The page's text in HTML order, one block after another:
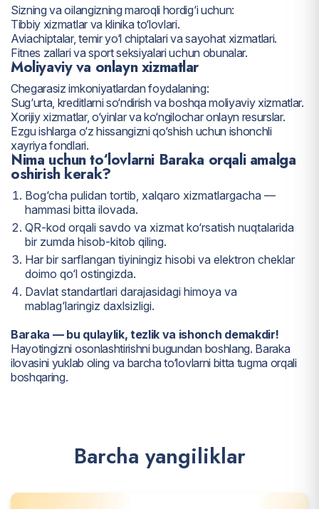
Sizning va oilangizning maroqli hordig‘i uchun:
Tibbiy xizmatlar va klinika to‘lovlari.
Aviachiptalar, temir yo‘l chiptalari va sayohat xizmatlari.
Fitnes zallari va sport seksiyalari uchun obunalar.
Moliyaviy va onlayn xizmatlar
Chegarasiz imkoniyatlardan foydalaning:
Sug‘urta, kreditlarni so‘ndirish va boshqa moliyaviy xizmatlar.
Xorijiy xizmatlar, o‘yinlar va ko‘ngilochar onlayn resurslar.
Ezgu ishlarga o‘z hissangizni qo‘shish uchun ishonchli
xayriya fondlari.
Nima uchun to‘lovlarni Baraka orqali amalga
oshirish kerak?
Bog‘cha pulidan tortib, xalqaro xizmatlargacha —
hammasi bitta ilovada.
QR-kod orqali savdo va xizmat ko‘rsatish nuqtalarida
bir zumda hisob-kitob qiling.
Har bir sarflangan tiyiningiz hisobi va elektron cheklar
doimo qo‘l ostingizda.
Davlat standartlari darajasidagi himoya va
mablag‘laringiz daxlsizligi.
Baraka — bu qulaylik, tezlik va ishonch demakdir!
Hayotingizni osonlashtirishni bugundan boshlang. Baraka
ilovasini yuklab oling va barcha to‘lovlarni bitta tugma orqali
boshqaring.
Barcha yangiliklar